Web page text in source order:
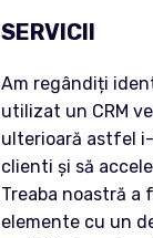
SERVICII
Am regândiți
utilizat un CRM
ulterioară astfel
clienti și să
Treaba noastră a
elemente cu un